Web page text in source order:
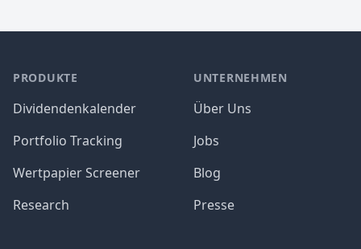
PRODUKTE
Dividendenkalender
Portfolio Tracking
Wertpapier Screener
Research
UNTERNEHMEN
Über Uns
Jobs
Blog
Presse